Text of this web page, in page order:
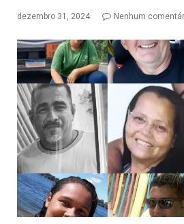
dezembro 31, 2024 Nenhum